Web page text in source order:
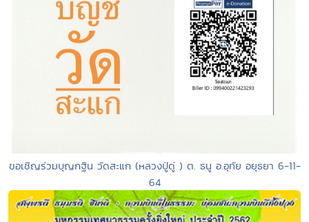
ขอเชิญร่วมบุญกฐิน วัดสะแก (หลวงปู่ดู่ ) ต. ธนู อ.อุทัย อยุธยา 6-11-
64